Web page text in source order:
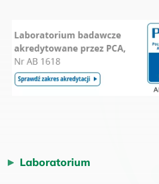
Laboratorium